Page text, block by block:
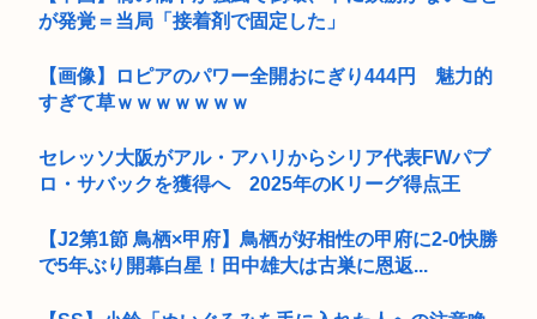
が発覚＝当局「接着剤で固定した」
【画像】ロピアのパワー全開おにぎり444円 魅力的
すぎて草ｗｗｗｗｗｗｗ
セレッソ大阪がアル・アハリからシリア代表FWパブ
ロ・サバックを獲得へ 2025年のKリーグ得点王
【J2第1節 鳥栖×甲府】鳥栖が好相性の甲府に2-0快勝
で5年ぶり開幕白星！田中雄大は古巣に恩返...